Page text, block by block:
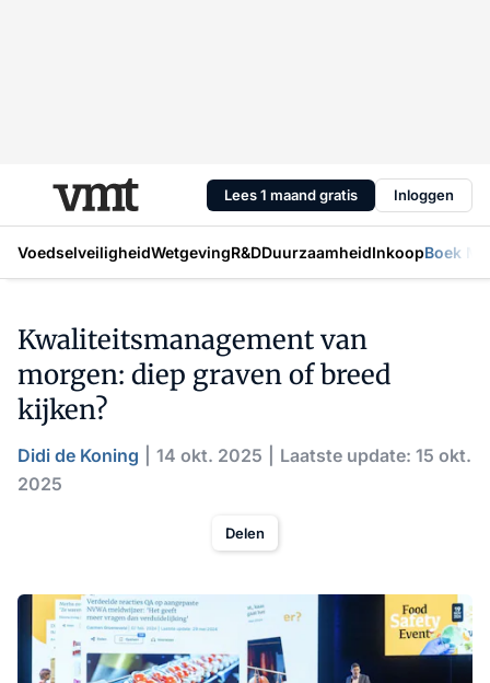
Lees 1 maand gratis Inloggen
VoedselveiligheidWetgevingR&DDuurzaamheidInkoopBoek
Kwaliteitsmanagement van
morgen: diep graven of breed
kijken?
Didi de Koning 14 okt. 2025
Laatste update: 15 okt.
2025
Delen